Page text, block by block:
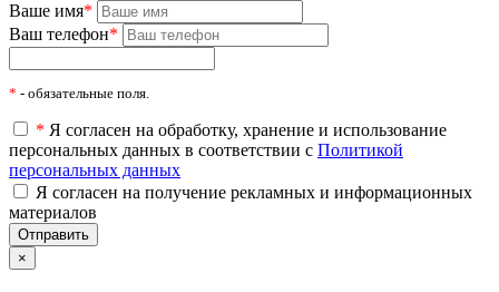
Ваше имя*
Ваш телефон*
* - обязательные поля.
* Я согласен на обработку, хранение и использование
персональных данных в соответствии с Политикой
персональных данных
Я согласен на получение рекламных и информационных
материалов
×